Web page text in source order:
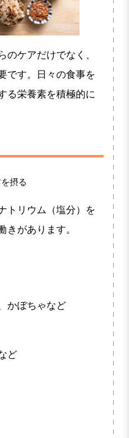
のケアだけでなく、
です。日々の食事を
る栄養素を積極的に
摂る
トリウム（塩分）を
きがあります。
かぼちゃなど
ど